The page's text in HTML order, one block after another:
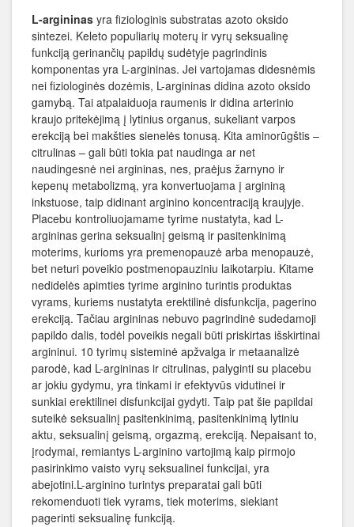
L-argininas yra fiziologinis substratas azoto oksido
sintezei. Keleto populiarių moterų ir vyrų seksualinę
funkciją gerinančių papildų sudėtyje pagrindinis
komponentas yra L-argininas. Jei vartojamas didesnėmis
nei fiziologinės dozėmis, L-argininas didina azoto oksido
gamybą. Tai atpalaiduoja raumenis ir didina arterinio
kraujo pritekėjimą į lytinius organus, sukeliant varpos
erekciją bei makšties sienelės tonusą. Kita aminorūgštis –
citrulinas – gali būti tokia pat naudinga ar net
naudingesnė nei argininas, nes, praėjus žarnyno ir
kepenų metabolizmą, yra konvertuojama į argininą
inkstuose, taip didinant arginino koncentraciją kraujyje.
Placebu kontroliuojamame tyrime nustatyta, kad L-
argininas gerina seksualinį geismą ir pasitenkinimą
moterims, kurioms yra premenopauzė arba menopauzė,
bet neturi poveikio postmenopauziniu laikotarpiu. Kitame
nedidelės apimties tyrime arginino turintis produktas
vyrams, kuriems nustatyta erektilinė disfunkcija, pagerino
erekciją. Tačiau argininas nebuvo pagrindinė sudedamoji
papildo dalis, todėl poveikis negali būti priskirtas išskirtinai
argininui. 10 tyrimų sisteminė apžvalga ir metaanalizė
parodė, kad L-argininas ir citrulinas, palyginti su placebu
ar jokiu gydymu, yra tinkami ir efektyvūs vidutinei ir
sunkiai erektilinei disfunkcijai gydyti. Taip pat šie papildai
suteikė seksualinį pasitenkinimą, pasitenkinimą lytiniu
aktu, seksualinį geismą, orgazmą, erekciją. Nepaisant to,
įrodymai, remiantys L-arginino vartojimą kaip pirmojo
pasirinkimo vaisto vyrų seksualinei funkcijai, yra
abejotini.L-arginino turintys preparatai gali būti
rekomenduoti tiek vyrams, tiek moterims, siekiant
pagerinti seksualinę funkciją.